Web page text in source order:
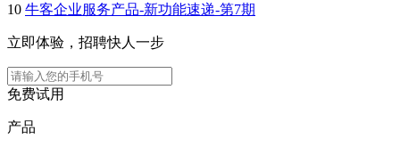
10 牛客企业服务产品-新功能速递-第7期
立即体验，招聘快人一步
免费试用
产品